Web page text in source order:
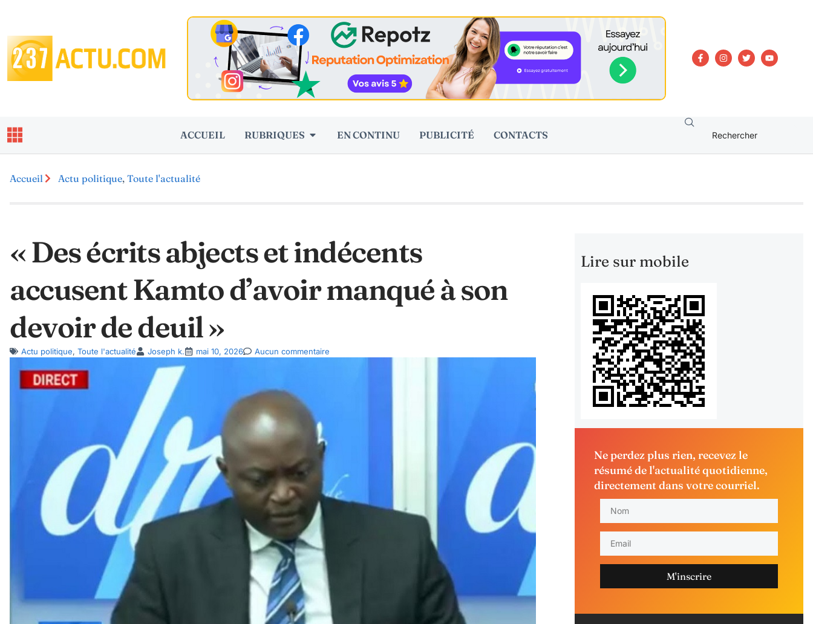
ACCUEIL RUBRIQUES EN CONTINU PUBLICITÉ CONTACTS
Accueil Actu politique, Toute l'actualité
« Des écrits abjects et indécents
accusent Kamto d’avoir manqué à son
devoir de deuil »
Actu politique, Toute l'actualité Joseph k. mai 10, 2026 Aucun commentaire
Lire sur mobile
Ne perdez plus rien, recevez le
résumé de l'actualité quotidienne,
directement dans votre courriel.
M'inscrire